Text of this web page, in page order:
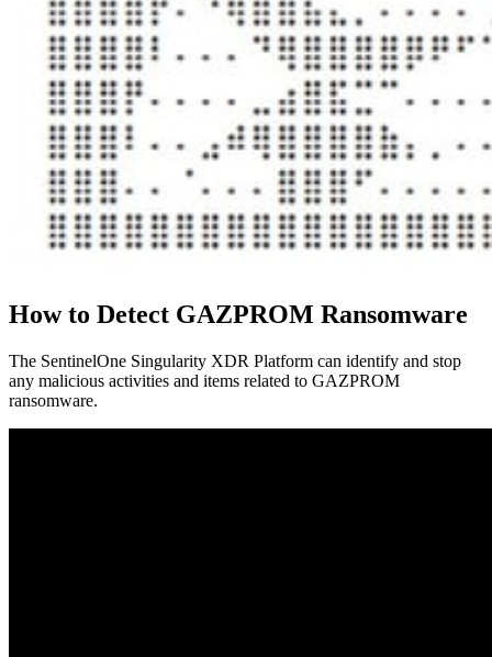
How to Detect GAZPROM Ransomware
The SentinelOne Singularity XDR Platform can identify and stop
any malicious activities and items related to GAZPROM
ransomware.